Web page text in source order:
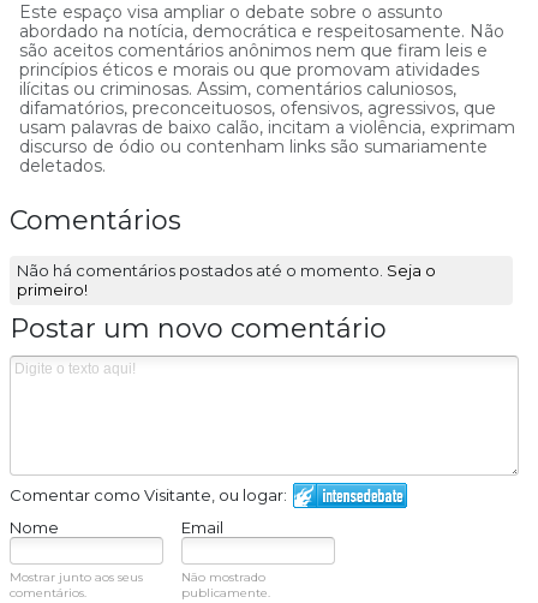
Este espaço visa ampliar o debate sobre o assunto
abordado na notícia, democrática e respeitosamente. Não
são aceitos comentários anônimos nem que firam leis e
princípios éticos e morais ou que promovam atividades
ilícitas ou criminosas. Assim, comentários caluniosos,
difamatórios, preconceituosos, ofensivos, agressivos, que
usam palavras de baixo calão, incitam a violência, exprimam
discurso de ódio ou contenham links são sumariamente
deletados.
Comentários
Não há comentários postados até o momento. Seja o
primeiro!
Postar um novo comentário
Comentar como Visitante, ou logar:
Nome
Email
Mostrar junto aos seus
comentários.
Não mostrado
publicamente.